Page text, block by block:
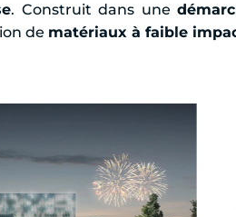
. Construit dans une
de matériaux à faible